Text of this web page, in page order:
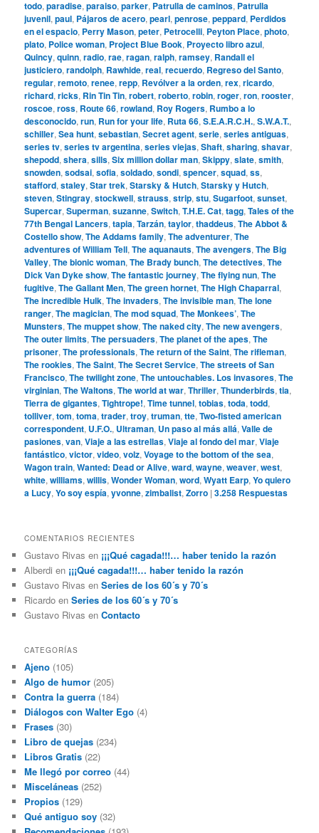
todo,paradise,paraiso,parker, Patrulla de caminos, Patrulla
juvenil,paul, Pájaros de acero,pearl,penrose,peppard, Perdidos
en el espacio, Perry Mason,peter, Petrocelli, Peyton Place,photo,
plato, Police woman, Project Blue Book, Proyecto libro azul,
Quincy,quinn,radio,rae,ragan,ralph,ramsey, Randall el
justiciero,randolph, Rawhide,real,recuerdo, Regreso del Santo,
regular,remoto,renee,repp, Revólver a la orden,rex,ricardo,
richard,ricks, Rin Tin Tin,robert,roberto,robin,roger,ron,rooster,
roscoe,ross, Route 66,rowland, Roy Rogers, Rumbo a lo
desconocido,run, Run for your life, Ruta 66,S.E.A.R.C.H.,S.W.A.T.,
schiller,Sea hunt,sebastian,Secret agent,serie,series antiguas,
series tv,series tv argentina,series viejas,Shaft,sharing,shavar,
shepodd,shera,sills,Six million dollar man,Skippy,slate,smith,
snowden,sodsai,sofia,soldado,sondi,spencer,squad,ss,
stafford,staley,Star trek,Starsky & Hutch,Starsky y Hutch,
steven,Stingray,stockwell,strauss,strip,stu,Sugarfoot,sunset,
Supercar,Superman,suzanne,Switch,T.H.E. Cat,tagg,Tales of the
77th Bengal Lancers,tapia,Tarzán,taylor,thaddeus,The Abbot &
Costello show,The Addams family,The adventurer,The
adventures of William Tell,The aquanauts,The avengers,The Big
Valley,The bionic woman,The Brady bunch,The detectives,The
Dick Van Dyke show,The fantastic journey,The flying nun,The
fugitive,The Gallant Men,The green hornet,The High Chaparral,
The incredible Hulk,The invaders,The invisible man,The lone
ranger,The magician,The mod squad,The Monkees’,The
Munsters,The muppet show,The naked city,The new avengers,
The outer limits,The persuaders,The planet of the apes,The
prisoner,The professionals,The return of the Saint,The rifleman,
The rookies,The Saint,The Secret Service,The streets of San
Francisco,The twilight zone,The untouchables. Los invasores,The
virginian,The Waltons,The world at war,Thriller,Thunderbirds,tia,
Tierra de gigantes,Tightrope!,Time tunnel,tobias,toda,todd,
tolliver,tom,toma,trader,troy,truman,tte,Two-fisted american
correspondent, U.F.O., Ultraman, Un paso al más allá,Valle de
pasiones,van,Viaje a las estrellas,Viaje al fondo del mar,Viaje
fantástico,victor,video,volz,Voyage to the bottom of the sea,
Wagon train,Wanted: Dead or Alive,ward,wayne,weaver,west,
white,williams,willis,Wonder Woman,word,Wyatt Earp,Yo quiero
a Lucy,Yo soy espía,yvonne,zimbalist,Zorro |3.258 Respuestas
COMENTARIOS RECIENTES
Gustavo Rivas en ¡¡¡Qué cagada!!!… haber tenido la razón
Alberdi en ¡¡¡Qué cagada!!!… haber tenido la razón
Gustavo Rivas enSeries de los 60´s y 70´s
Ricardo enSeries de los 60´s y 70´s
Gustavo Rivas enContacto
CATEGORÍAS
Ajeno (105)
Algo de humor (205)
Contra la guerra (184)
Diálogos con Walter Ego (4)
Frases (30)
Libro de quejas (234)
Libros Gratis (22)
Me llegó por correo (44)
Misceláneas (252)
Propios (129)
Qué antiguo soy (32)